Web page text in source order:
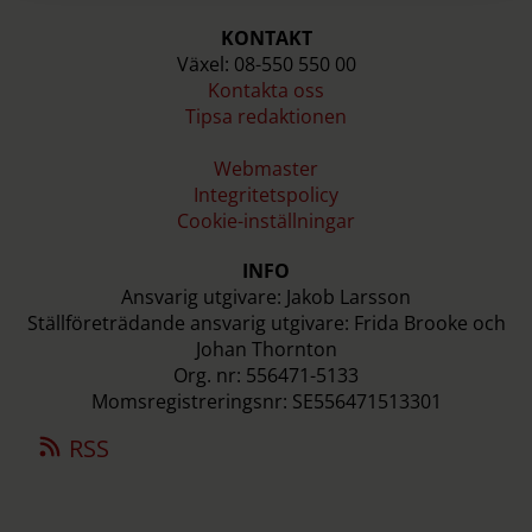
KONTAKT
Växel: 08-550 550 00
Kontakta oss
Tipsa redaktionen
Webmaster
Integritetspolicy
Cookie-inställningar
INFO
Ansvarig utgivare: Jakob Larsson
Ställföreträdande ansvarig utgivare: Frida Brooke och
Johan Thornton
Org. nr: 556471-5133
Momsregistreringsnr: SE556471513301
RSS